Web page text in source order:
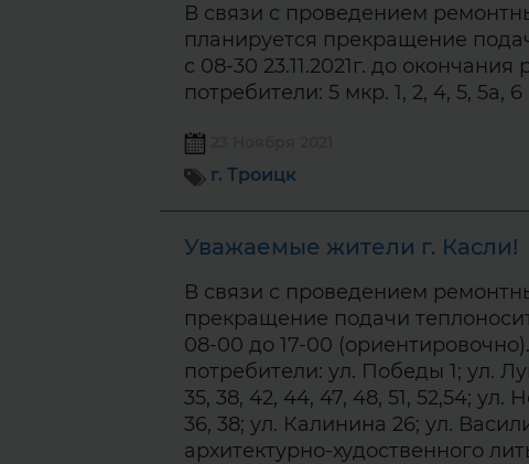
В связи с проведением
планируется прекращение
с 08-30 23.11.2021г. до
потребители: 5 мкр. 1, 2, 4, 5, 5а, 6
г. Троицк
Уважаемые жители г. Касли!
В связи с проведением
прекращение подачи
08-00 до 17-00
потребители: ул. Победы 1; ул.
35, 38, 42, 44, 47, 48, 51, 52,54; ул.
36, 38; ул. Калинина 26; ул.
архитектурно-худоственного